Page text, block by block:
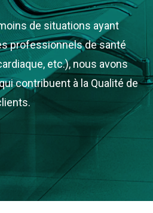
de situations ayant
professionnels de santé
etc.), nous avons
contribuent à la Qualité de